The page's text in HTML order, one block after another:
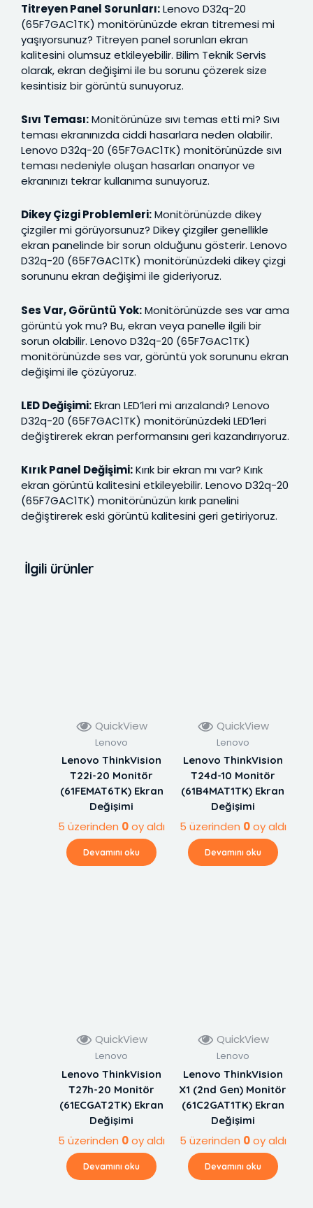
Titreyen Panel Sorunları:Lenovo D32q-20
(65F7GAC1TK) monitörünüzde ekran titremesi mi
yaşıyorsunuz? Titreyen panel sorunları ekran
kalitesini olumsuz etkileyebilir. Bilim Teknik Servis
olarak, ekran değişimi ile bu sorunu çözerek size
kesintisiz bir görüntü sunuyoruz.
Sıvı Teması:Monitörünüze sıvı temas etti mi? Sıvı
teması ekranınızda ciddi hasarlara neden olabilir.
Lenovo D32q-20 (65F7GAC1TK) monitörünüzde sıvı
teması nedeniyle oluşan hasarları onarıyor ve
ekranınızı tekrar kullanıma sunuyoruz.
Dikey Çizgi Problemleri:Monitörünüzde dikey
çizgiler mi görüyorsunuz? Dikey çizgiler genellikle
ekran panelinde bir sorun olduğunu gösterir. Lenovo
D32q-20 (65F7GAC1TK) monitörünüzdeki dikey çizgi
sorununu ekran değişimi ile gideriyoruz.
Ses Var, Görüntü Yok:Monitörünüzde ses var ama
görüntü yok mu? Bu, ekran veya panelle ilgili bir
sorun olabilir. Lenovo D32q-20 (65F7GAC1TK)
monitörünüzde ses var, görüntü yok sorununu ekran
değişimi ile çözüyoruz.
LED Değişimi:Ekran LED’leri mi arızalandı? Lenovo
D32q-20 (65F7GAC1TK) monitörünüzdeki LED’leri
değiştirerek ekran performansını geri kazandırıyoruz.
Kırık Panel Değişimi:Kırık bir ekran mı var? Kırık
ekran görüntü kalitesini etkileyebilir. Lenovo D32q-20
(65F7GAC1TK) monitörünüzün kırık panelini
değiştirerek eski görüntü kalitesini geri getiriyoruz.
İlgili ürünler
QuickView
Lenovo
Lenovo ThinkVision
T22i-20 Monitör
(61FEMAT6TK) Ekran
Değişimi
5 üzerinden 0oy aldı
Devamını oku
QuickView
Lenovo
Lenovo ThinkVision
T24d-10 Monitör
(61B4MAT1TK) Ekran
Değişimi
5 üzerinden 0oy aldı
Devamını oku
QuickView
Lenovo
Lenovo ThinkVision
T27h-20 Monitör
(61ECGAT2TK) Ekran
Değişimi
5 üzerinden 0oy aldı
Devamını oku
QuickView
Lenovo
Lenovo ThinkVision
X1 (2nd Gen) Monitör
(61C2GAT1TK) Ekran
Değişimi
5 üzerinden 0oy aldı
Devamını oku